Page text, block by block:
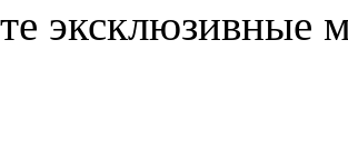
эксклюзивные